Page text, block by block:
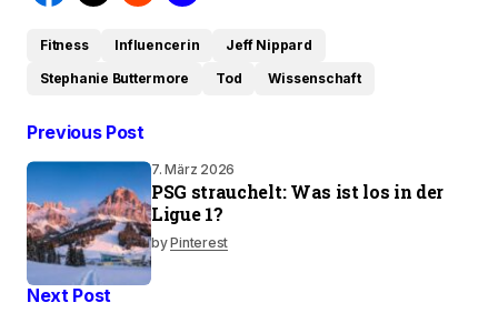
Fitness Influencerin
Jeff Nippard
Stephanie Buttermore
Tod Wissenschaft
Previous Post
7. März 2026
PSG strauchelt: Was ist los in der
Ligue 1?
byPinterest
Next Post